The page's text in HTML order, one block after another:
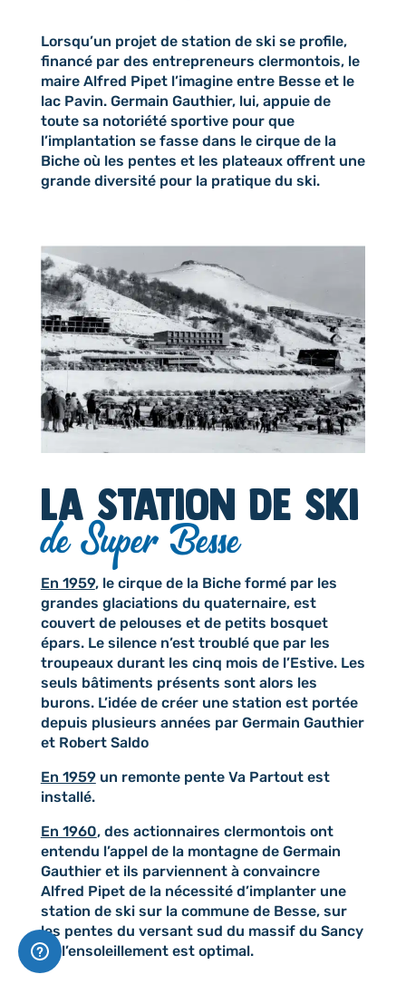
Lorsqu’un projet de station de ski se profile,
financé par des entrepreneurs clermontois, le
maire Alfred Pipet l’imagine entre Besse et le
lac Pavin. Germain Gauthier, lui, appuie de
toute sa notoriété sportive pour que
l’implantation se fasse dans le cirque de la
Biche où les pentes et les plateaux offrent une
grande diversité pour la pratique du ski.
La station de ski
de Super Besse
En 1959, le cirque de la Biche formé par les
grandes glaciations du quaternaire, est
couvert de pelouses et de petits bosquet
épars. Le silence n’est troublé que par les
troupeaux durant les cinq mois de l’Estive. Les
seuls bâtiments présents sont alors les
burons. L’idée de créer une station est portée
depuis plusieurs années par Germain Gauthier
et Robert Saldo
En 1959un remonte pente Va Partout est
installé.
En 1960, des actionnaires clermontois ont
entendu l’appel de la montagne de Germain
Gauthier et ils parviennent à convaincre
Alfred Pipet de la nécessité d’implanter une
station de ski sur la commune de Besse, sur
les pentes du versant sud du massif du Sancy
où l’ensoleillement est optimal.